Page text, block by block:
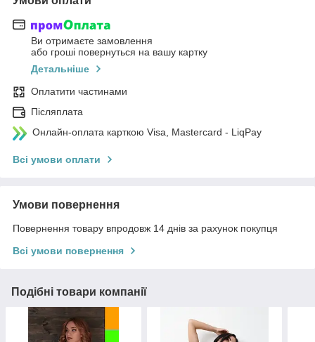
Ви отримаєте замовлення
або гроші повернуться на вашу картку
Детальніше
Оплатити частинами
Післяплата
Онлайн-оплата карткою Visa, Mastercard - LiqPay
Всі умови оплати
Умови повернення
Повернення товару впродовж 14 днів за рахунок покупця
Всі умови повернення
Подібні товари компанії